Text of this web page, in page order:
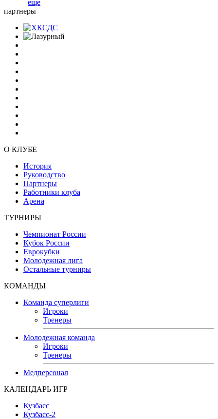
еще
партнеры
О КЛУБЕ
История
Руководство
Партнеры
Работники клуба
Арена
ТУРНИРЫ
Чемпионат России
Кубок России
Еврокубки
Молодежная лига
Остальные турниры
КОМАНДЫ
Команда суперлиги
Игроки
Тренеры
Молодежная команда
Игроки
Тренеры
Медперсонал
КАЛЕНДАРЬ ИГР
Кузбасс
Кузбасс-2